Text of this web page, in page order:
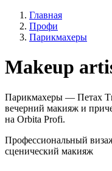
Главная
Профи
Парикмахеры
Makeup
Парикмахеры — Петах
вечерний макияж и
на Orbita Profi.
Профессиональный
сценический макияж